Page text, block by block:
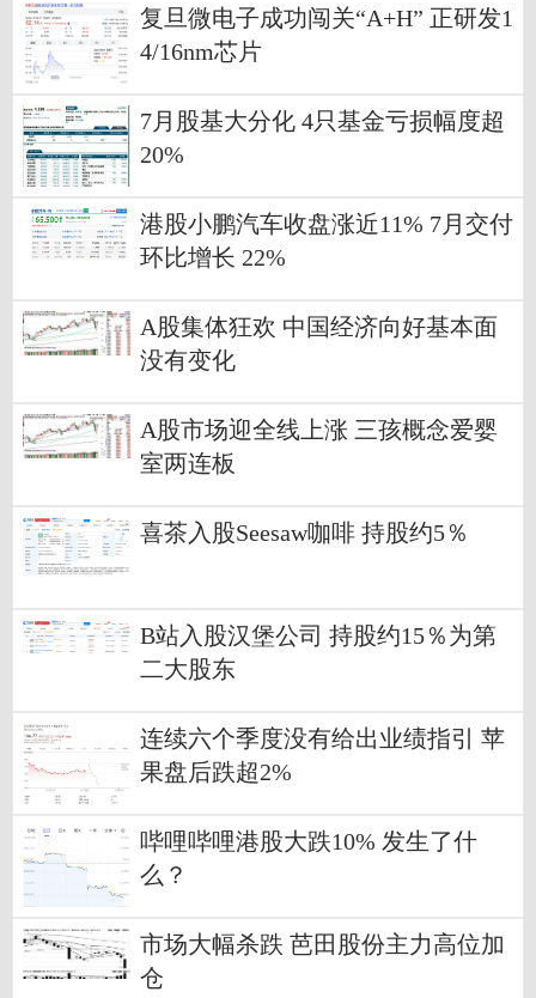
复旦微电子成功闯关“A+H” 正研发1
4/16nm芯片
7月股基大分化 4只基金亏损幅度超
20%
港股小鹏汽车收盘涨近11% 7月交付
环比增长 22%
A股集体狂欢 中国经济向好基本面
没有变化
A股市场迎全线上涨 三孩概念爱婴
室两连板
喜茶入股Seesaw咖啡 持股约5％
B站入股汉堡公司 持股约15％为第
二大股东
连续六个季度没有给出业绩指引 苹
果盘后跌超2%
哔哩哔哩港股大跌10% 发生了什
么？
市场大幅杀跌 芭田股份主力高位加
仓